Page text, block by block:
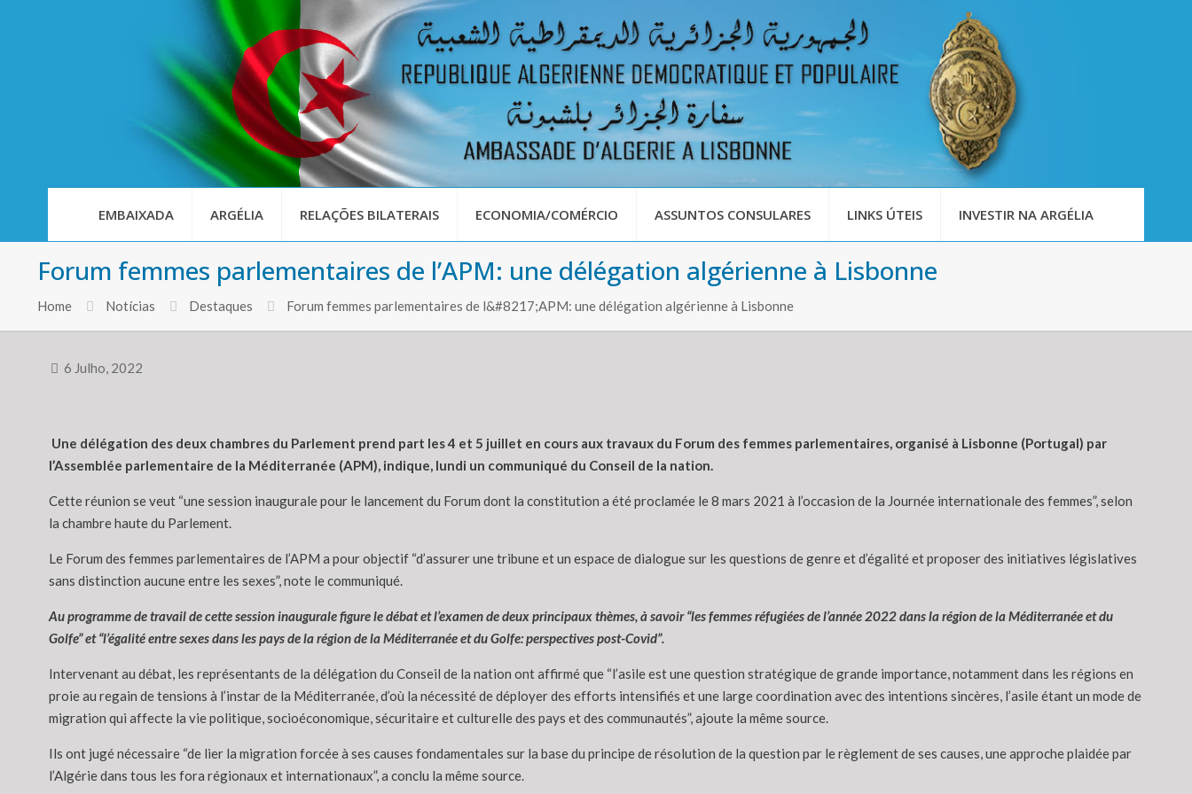
EMBAIXADA ARGÉLIA RELAÇÕES BILATERAIS ECONOMIA/COMÉRCIO ASSUNTOS CONSULARES LINKS ÚTEIS INVESTIR NA ARGÉLIA
Forum femmes parlementaires de l’APM: une délégation algérienne à Lisbonne
Home Notícias Destaques Forum femmes parlementaires de l&#8217;APM: une délégation algérienne à Lisbonne
6 Julho, 2022
Une délégation des deux chambres du Parlement prend part les 4 et 5 juillet en cours aux travaux du Forum des femmes parlementaires, organisé à Lisbonne (Portugal) par
l’Assemblée parlementaire de la Méditerranée (APM), indique, lundi un communiqué du Conseil de la nation.
Cette réunion se veut “une session inaugurale pour le lancement du Forum dont la constitution a été proclamée le 8 mars 2021 à l’occasion de la Journée internationale des femmes”, selon
la chambre haute du Parlement.
Le Forum des femmes parlementaires de l’APM a pour objectif “d’assurer une tribune et un espace de dialogue sur les questions de genre et d’égalité et proposer des initiatives législatives
sans distinction aucune entre les sexes”, note le communiqué.
Au programme de travail de cette session inaugurale figure le débat et l’examen de deux principaux thèmes, à savoir “les femmes réfugiées de l’année 2022 dans la région de la Méditerranée et du
Golfe” et “l’égalité entre sexes dans les pays de la région de la Méditerranée et du Golfe: perspectives post-Covid”.
Intervenant au débat, les représentants de la délégation du Conseil de la nation ont affirmé que “l’asile est une question stratégique de grande importance, notamment dans les régions en
proie au regain de tensions à l’instar de la Méditerranée, d’où la nécessité de déployer des efforts intensifiés et une large coordination avec des intentions sincères, l’asile étant un mode de
migration qui affecte la vie politique, socioéconomique, sécuritaire et culturelle des pays et des communautés”, ajoute la même source.
Ils ont jugé nécessaire “de lier la migration forcée à ses causes fondamentales sur la base du principe de résolution de la question par le règlement de ses causes, une approche plaidée par
l’Algérie dans tous les fora régionaux et internationaux”, a conclu la même source.